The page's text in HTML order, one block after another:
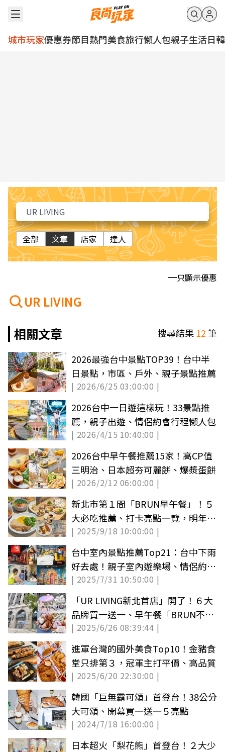
城市玩家優惠券節目熱門美食旅行懶人包親子生活日韓
全部 文章 店家 達人
只顯示優惠
UR LIVING
相關文章
搜尋結果 12筆
2026最強台中景點TOP39！台中半
日景點，市區、戶外、親子景點推薦
| 2026/6/25 03:00:00 |
2026台中一日遊這樣玩！33景點推
薦，親子出遊、情侶約會行程懶人包
| 2026/4/15 10:40:00 |
2026台中早午餐推薦15家！高CP值
三明治、日本超夯可麗餅、爆漿蛋餅
| 2026/2/12 06:00:00 |
新北市第１間「BRUN早午餐」！５
大必吃推薦、打卡亮點一覽，明年展
店計畫曝
| 2025/9/18 10:00:00 |
台中室內景點推薦Top21：台中下雨
好去處！親子室內遊樂場、情侶約
會、免費景點
| 2025/7/31 10:50:00 |
「UR LIVING新北首店」開了！６大
品牌買一送一、早午餐「BRUN不
然」進駐
| 2025/6/26 08:39:44 |
進軍台灣的國外美食Top10！金豬食
堂只排第３，冠軍主打平價、高品質
| 2025/6/20 22:30:00 |
韓國「巨無霸可頌」首登台！38公分
大可頌、開幕買一送一５亮點
| 2024/7/18 16:00:00 |
日本超火「梨花熊」首登台！２大少